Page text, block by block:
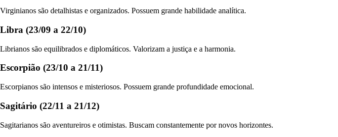
Virginianos são detalhistas e organizados. Possuem grande habilidade analítica.
Libra (23/09 a 22/10)
Librianos são equilibrados e diplomáticos. Valorizam a justiça e a harmonia.
Escorpião (23/10 a 21/11)
Escorpianos são intensos e misteriosos. Possuem grande profundidade emocional.
Sagitário (22/11 a 21/12)
Sagitarianos são aventureiros e otimistas. Buscam constantemente por novos horizontes.